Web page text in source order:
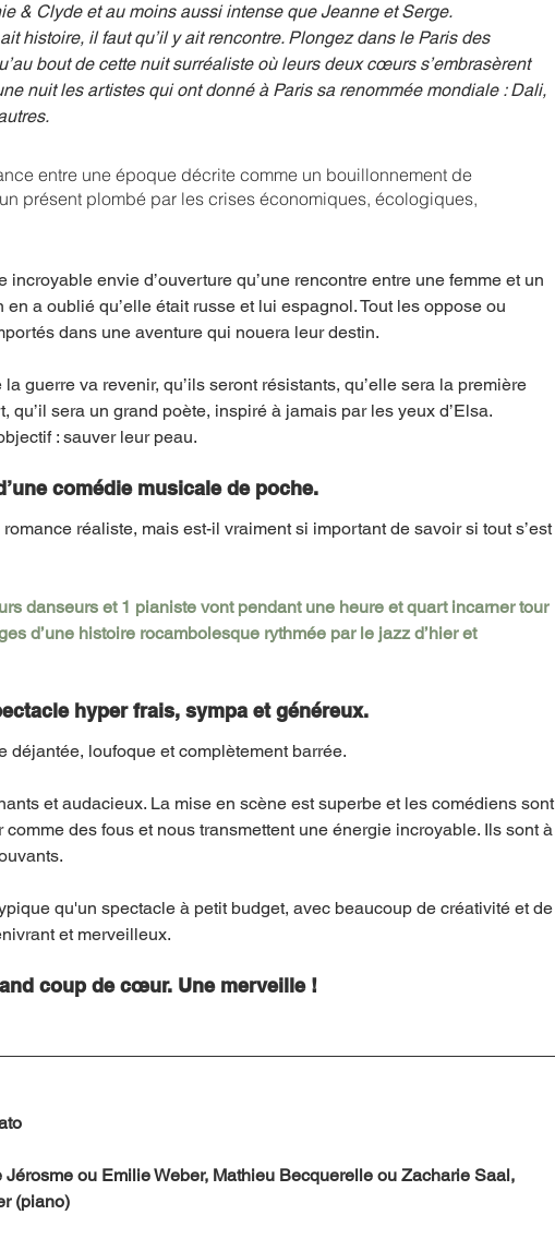
Famille Littérature Cirque Interview
Hommage
& Clyde et au moins aussi intense que Jeanne et Serge.
histoire, il faut qu’il y ait rencontre. Plongez dans le Paris des
bout de cette nuit surréaliste où leurs deux cœurs s’embrasèrent
nuit les artistes qui ont donné à Paris sa renommée mondiale : Dali,
entre une époque décrite comme un bouillonnement de
présent plombé par les crises économiques, écologiques,
envie d’ouverture qu’une rencontre entre une femme et un
en a oublié qu’elle était russe et lui espagnol. Tout les oppose ou
dans une aventure qui nouera leur destin.
guerre va revenir, qu’ils seront résistants, qu’elle sera la première
qu’il sera un grand poète, inspiré à jamais par les yeux d’Elsa.
: sauver leur peau.
comédie musicale de poche.
réaliste, mais est-il vraiment si important de savoir si tout s’est
danseurs et 1 pianiste vont pendant une heure et quart incarner tour
d’une histoire rocambolesque rythmée par le jazz d’hier et
hyper frais, sympa et généreux.
déjantée, loufoque et complètement barrée.
et audacieux. La mise en scène est superbe et les comédiens sont
des fous et nous transmettent une énergie incroyable. Ils sont à
qu'un spectacle à petit budget, avec beaucoup de créativité et de
et merveilleux.
coup de cœur. Une merveille !
Jérosme ou Emilie Weber, Mathieu Becquerelle ou Zacharie Saal,
(piano)